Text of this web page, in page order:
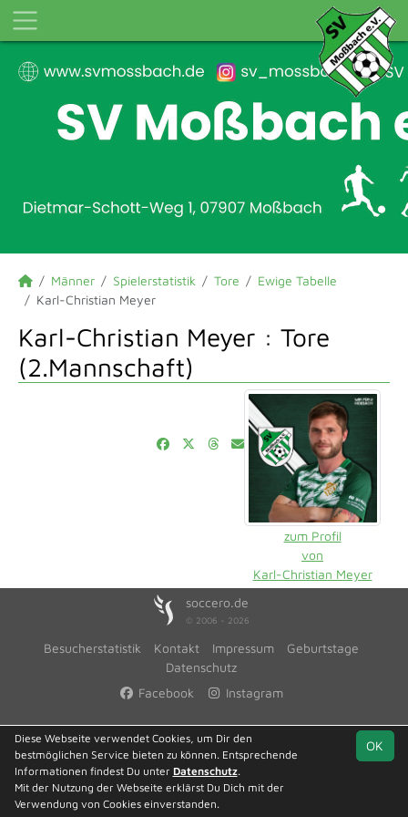
Männer Spielerstatistik Tore
Ewige Tabelle
Karl-Christian Meyer
Karl-Christian Meyer : Tore
(2.Mannschaft)
zum Profil
von
Karl-Christian Meyer
soccero.de
© 2006 - 2026
Besucherstatistik Kontakt Impressum
Geburtstage
Datenschutz
Facebook
Instagram
OK
Diese Webseite verwendet Cookies, um Dir den
bestmöglichen Service bieten zu können. Entsprechende
Informationen findest Du unter Datenschutz.
Mit der Nutzung der Webseite erklärst Du Dich mit der
Verwendung von Cookies einverstanden.